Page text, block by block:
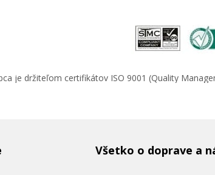
je držiteľom certifikátov ISO 9001 (Quality
Všetko o doprave a